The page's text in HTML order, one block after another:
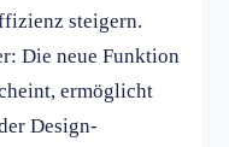
steigern.
Die neue Funktion
ermöglicht
Design-